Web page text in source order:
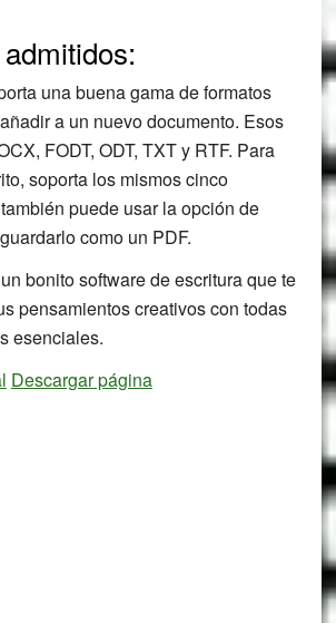
una buena gama de formatos
a un nuevo documento. Esos
FODT, ODT, TXT y RTF. Para
soporta los mismos cinco
puede usar la opción de
como un PDF.
bonito software de escritura que te
pensamientos creativos con todas
esenciales.
Descargar página